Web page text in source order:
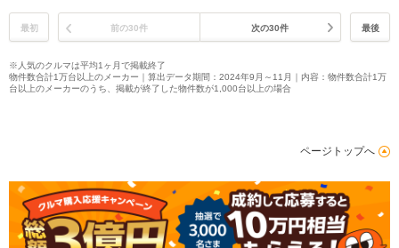
最初 前の30件 次の30件 最後
※人気のクルマは平均1ヶ月で掲載終了
物件数合計1万台以上のメーカー｜算出データ期間：2024年9月～11月｜内容：物件数合計1万
台以上のメーカーのうち、掲載が終了した物件数が1,000台以上の場合
ページトップへ